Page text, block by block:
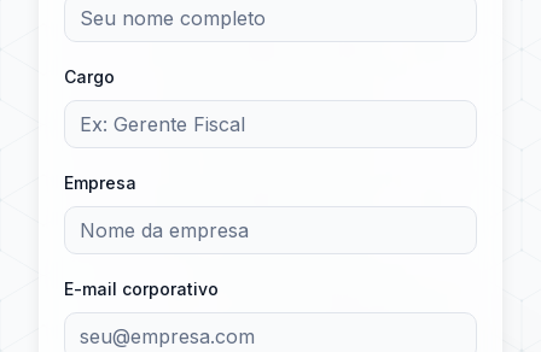
Cargo
Empresa
E-mail corporativo